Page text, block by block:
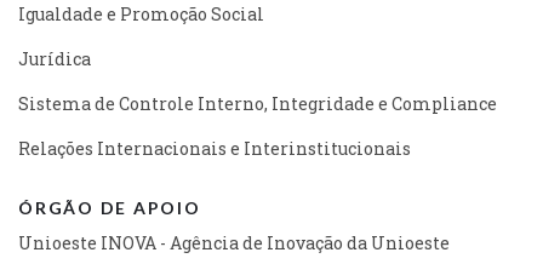
Igualdade e Promoção Social
Jurídica
Sistema de Controle Interno, Integridade e Compliance
Relações Internacionais e Interinstitucionais
ÓRGÃO DE APOIO
Unioeste INOVA - Agência de Inovação da Unioeste